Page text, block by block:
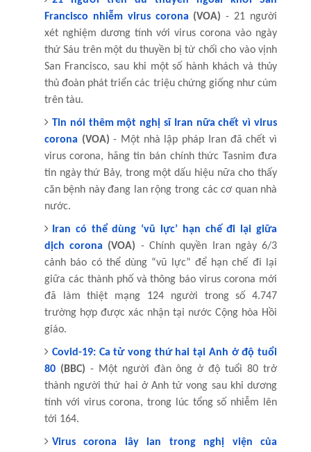
Francisco nhiễm virus corona (VOA)- 21 người
xét nghiệm dương tính với virus corona vào ngày
thứ Sáu trên một du thuyền bị từ chối cho vào vịnh
San Francisco, sau khi một số hành khách và thủy
thủ đoàn phát triển các triệu chứng giống như cúm
trên tàu.
Tin nói thêm một nghị sĩ Iran nữa chết vì virus
corona (VOA)- Một nhà lập pháp Iran đã chết vì
virus corona, hãng tin bán chính thức Tasnim đưa
tin ngày thứ Bảy, trong một dấu hiệu nữa cho thấy
căn bệnh này đang lan rộng trong các cơ quan nhà
nước.
Iran có thể dùng ‘vũ lực’ hạn chế đi lại giữa
dịch corona (VOA) - Chính quyền Iran ngày 6/3
cảnh báo có thể dùng “vũ lực” để hạn chế đi lại
giữa các thành phố và thông báo virus corona mới
đã làm thiệt mạng 124 người trong số 4.747
trường hợp được xác nhận tại nước Cộng hòa Hồi
giáo.
Covid-19: Ca tử vong thứ hai tại Anh ở độ tuổi
80(BBC) - Một người đàn ông ở độ tuổi 80 trở
thành người thứ hai ở Anh tử vong sau khi dương
tính với virus corona, trong lúc tổng số nhiễm lên
tới 164.
Virus corona lây lan trong nghị viện của